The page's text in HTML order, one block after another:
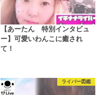
【あーたん 特別インタビュ
ー】可愛いわんこに癒され
て！
ライバー図鑑